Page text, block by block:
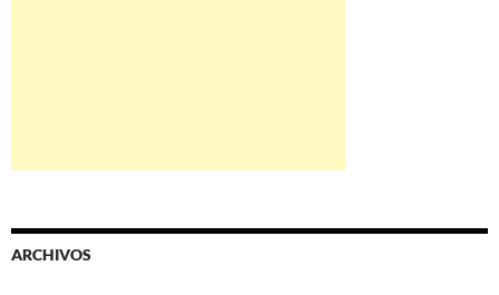
ARCHIVOS